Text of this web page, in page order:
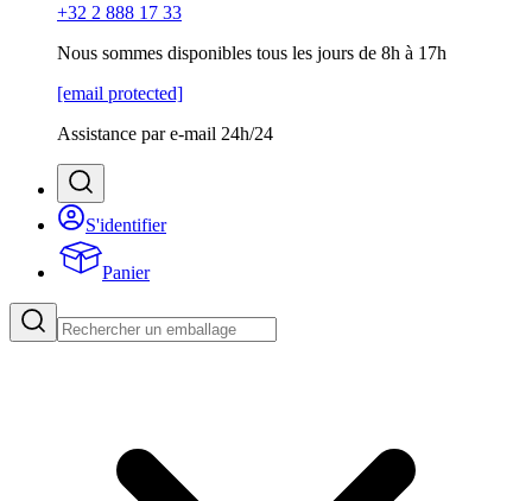
+32 2 888 17 33
Nous sommes disponibles tous les jours de 8h à 17h
[email protected]
Assistance par e-mail 24h/24
S'identifier
Panier